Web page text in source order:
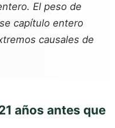
El peso de
capítulo entero
causales de
años antes que